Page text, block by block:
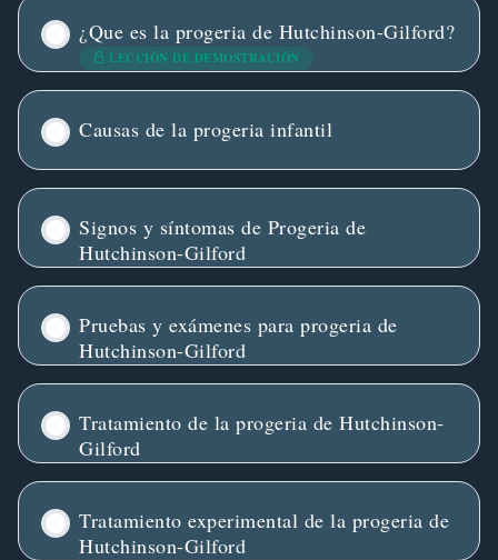
¿Que es la progeria de Hutchinson-Gilford?
LECCIÓN DE DEMOSTRACIÓN
Causas de la progeria infantil
Signos y síntomas de Progeria de
Hutchinson-Gilford
Pruebas y exámenes para progeria de
Hutchinson-Gilford
Tratamiento de la progeria de Hutchinson-
Gilford
Tratamiento experimental de la progeria de
Hutchinson-Gilford